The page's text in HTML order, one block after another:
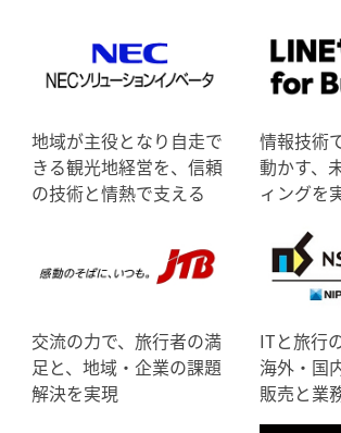
地域が主役となり自走で
きる観光地経営を、信頼
の技術と情熱で支える
情報技術
動かす、
ィングを
交流の力で、旅行者の満
足と、地域・企業の課題
解決を実現
ITと旅行
海外・国
販売と業